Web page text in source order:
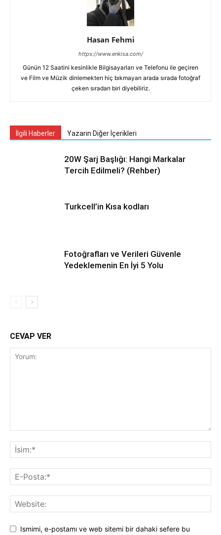
Hasan Fehmi
https://www.enkisa.com/
Günün 12 Saatini kesinlikle Bilgisayarları ve Telefonu ile geçiren
ve Film ve Müzik dinlemekten hiç bıkmayan arada sırada fotoğraf
çeken sıradan biri diyebiliriz.
İlgili Haberler Yazarın Diğer İçerikleri
20W Şarj Başlığı: Hangi Markalar
Tercih Edilmeli? (Rehber)
Turkcell’in Kısa kodları
Fotoğrafları ve Verileri Güvenle
Yedeklemenin En İyi 5 Yolu
CEVAP VER
Ismimi, e-postamı ve web sitemi bir dahaki sefere bu